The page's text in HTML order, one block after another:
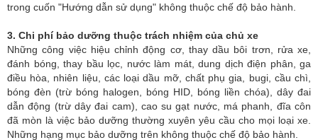
trong cuốn "Hướng dẫn sử dụng" không thuộc chế độ bảo hành.
3. Chi phí bảo dưỡng thuộc trách nhiệm của chủ xe
Những công việc hiệu chỉnh động cơ, thay dầu bôi trơn, rửa xe,
đánh bóng, thay bầu lọc, nước làm mát, dung dịch điện phân, ga
điều hòa, nhiên liệu, các loại dầu mỡ, chất phụ gia, bugi, cầu chì,
bóng đèn (trừ bóng halogen, bóng HID, bóng liền chóa), dây đai
dẫn động (trừ dây đai cam), cao su gạt nước, má phanh, đĩa côn
đã mòn là việc bảo dưỡng thường xuyên yêu cầu cho mọi loại xe.
Những hạng mục bảo dưỡng trên không thuộc chế độ bảo hành.